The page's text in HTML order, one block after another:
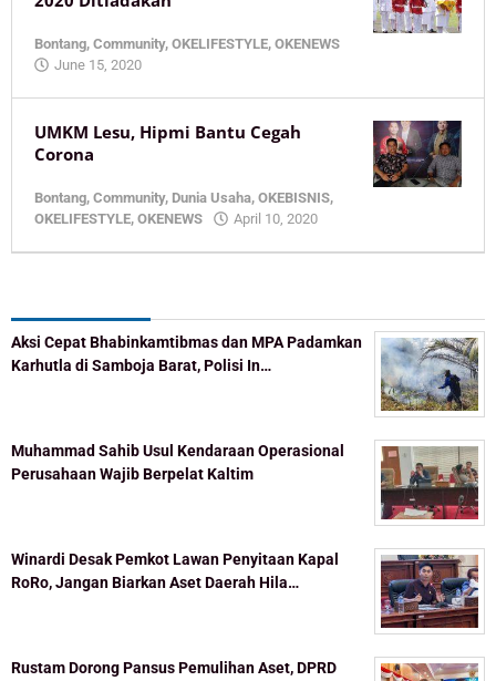
OKEBISNIS,
OKELIFESTYLE
September
KaltimOke
Bontang, Community, OKELIFESTYLE, OKENEWS
June 15, 2020
UMKM Lesu, Hipmi Bantu Cegah
Corona
Bontang, Community, Dunia Usaha, OKEBISNIS,
OKELIFESTYLE, OKENEWS April 10, 2020
Aksi Cepat Bhabinkamtibmas dan MPA Padamkan
Karhutla di Samboja Barat, Polisi In…
Muhammad Sahib Usul Kendaraan Operasional
Perusahaan Wajib Berpelat Kaltim
Winardi Desak Pemkot Lawan Penyitaan Kapal
RoRo, Jangan Biarkan Aset Daerah Hila…
Rustam Dorong Pansus Pemulihan Aset, DPRD